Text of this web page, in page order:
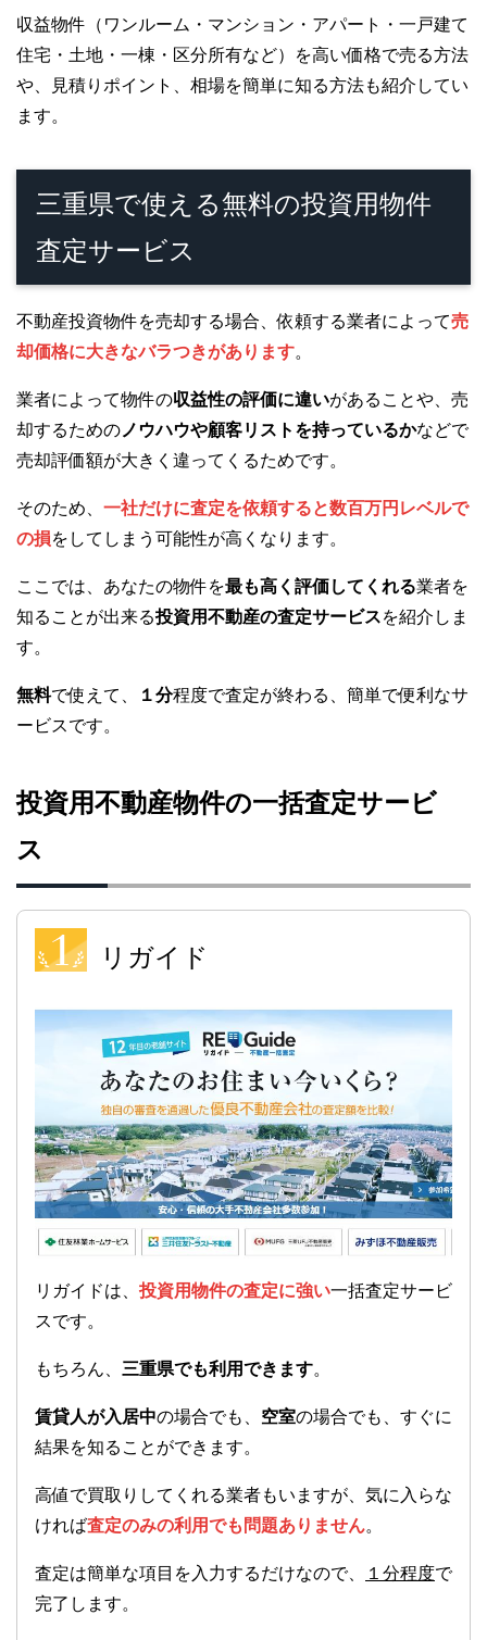
収益物件（ワンルーム・マンション・アパート・一戸建て
住宅・土地・一棟・区分所有など）を高い価格で売る方法
や、見積りポイント、相場を簡単に知る方法も紹介してい
ます。
三重県で使える無料の投資用物件
査定サービス
不動産投資物件を売却する場合、依頼する業者によって売
却価格に大きなバラつきがあります。
業者によって物件の収益性の評価に違いがあることや、売
却するためのノウハウや顧客リストを持っているかなどで
売却評価額が大きく違ってくるためです。
そのため、 一社だけに査定を依頼すると数百万円レベルで
の損をしてしまう可能性が高くなります。
ここでは、あなたの物件を最も高く評価してくれる業者を
知ることが出来る投資用不動産の査定サービスを紹介しま
す。
無料で使えて、 １分程度で査定が終わる、簡単で便利なサ
ービスです。
投資用不動産物件の一括査定サービ
ス
リガイド
リガイドは、 投資用物件の査定に強い一括査定サービ
スです。
もちろん、 三重県でも利用できます。
賃貸人が入居中の場合でも、 空室の場合でも、すぐに
結果を知ることができます。
高値で買取りしてくれる業者もいますが、気に入らな
ければ査定のみの利用でも問題ありません。
査定は簡単な項目を入力するだけなので、 １分程度で
完了します。